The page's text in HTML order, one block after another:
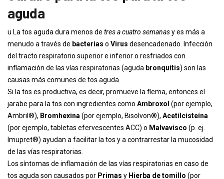
aguda
u La tos aguda dura menos de tres a cuatro semanasy es más a
menudo a través de bacterias o Virus desencadenado. Infección
del tracto respiratorio superior e inferior o resfriados con
inflamación de las vías respiratorias (aguda bronquitis) son las
causas más comunes de tos aguda.
Si la tos es productiva, es decir, promueve la flema, entonces el
jarabe para la tos con ingredientes como Ambroxol (por ejemplo,
Ambril®), Bromhexina (por ejemplo, Bisolvon®), Acetilcisteína
(por ejemplo, tabletas efervescentes ACC) o Malvavisco (p. ej.
Imupret®) ayudan a facilitar la tos y a contrarrestar la mucosidad
de las vías respiratorias.
Los síntomas de inflamación de las vías respiratorias en caso de
tos aguda son causados ​​por Primas y Hierba de tomillo (por